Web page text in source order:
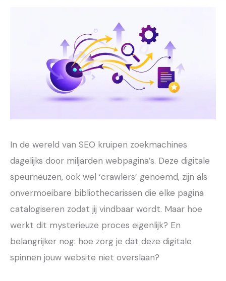
In de wereld van SEO kruipen zoekmachines
dagelijks door miljarden webpagina’s. Deze digitale
speurneuzen, ook wel ‘crawlers’ genoemd, zijn als
onvermoeibare bibliothecarissen die elke pagina
catalogiseren zodat jij vindbaar wordt. Maar hoe
werkt dit mysterieuze proces eigenlijk? En
belangrijker nog: hoe zorg je dat deze digitale
spinnen jouw website niet overslaan?